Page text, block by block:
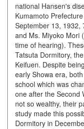
national Hansen's
Kumamoto
September 13, 1932,
and Ms. Miyoko Mori
time of hearing).
Tatsuta Dormitory,
Keifuen. Despite
early Showa era,
school which was
one after the Second
not so wealthy, their
study made this
Dormitory in